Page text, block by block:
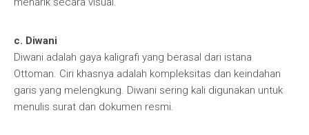
c. Diwani
Diwani adalah gaya kaligrafi yang berasal dari istana
Ottoman. Ciri khasnya adalah kompleksitas dan keindahan
garis yang melengkung. Diwani sering kali digunakan untuk
menulis surat dan dokumen resmi.